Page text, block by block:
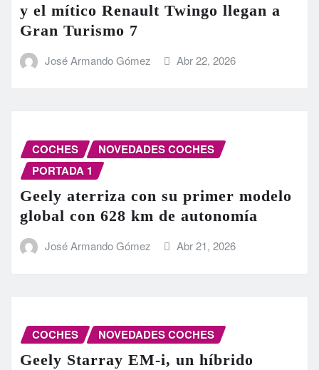
y el mítico Renault Twingo llegan a
Gran Turismo 7
José Armando Gómez Abr 22, 2026
COCHES
NOVEDADES COCHES
PORTADA 1
Geely aterriza con su primer modelo
global con 628 km de autonomía
José Armando Gómez Abr 21, 2026
COCHES NOVEDADES COCHES
Geely Starray EM-i, un híbrido